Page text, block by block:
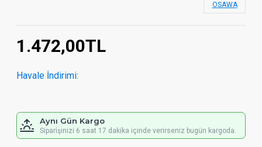
1.472,00TL
Havale İndirimi:
OSAWA
Aynı Gün Kargo
Siparişinizi 6 saat 17 dakika içinde verirseniz bugün kargoda.